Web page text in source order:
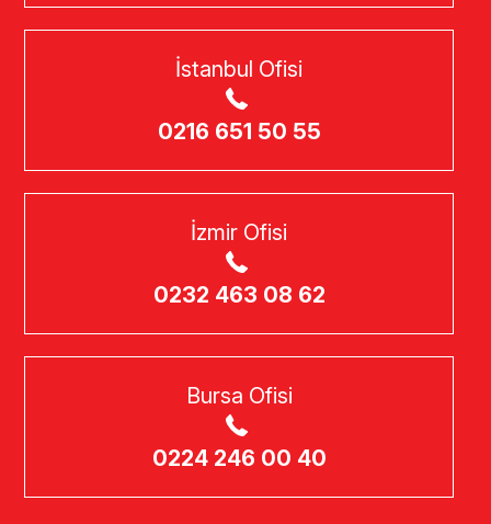
İstanbul Ofisi
0216 651 50 55
İzmir Ofisi
0232 463 08 62
Bursa Ofisi
0224 246 00 40